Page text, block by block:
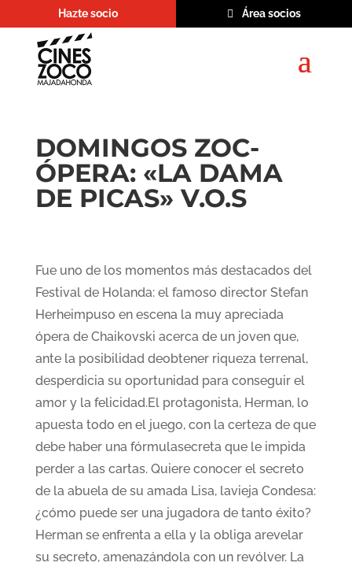
Hazte socio Área socios
DOMINGOS ZOC-
ÓPERA: «LA DAMA
DE PICAS» V.O.S
Fue uno de los momentos más destacados del
Festival de Holanda: el famoso director Stefan
Herheimpuso en escena la muy apreciada
ópera de Chaikovski acerca de un joven que,
ante la posibilidad deobtener riqueza terrenal,
desperdicia su oportunidad para conseguir el
amor y la felicidad.El protagonista, Herman, lo
apuesta todo en el juego, con la certeza de que
debe haber una fórmulasecreta que le impida
perder a las cartas. Quiere conocer el secreto
de la abuela de su amada Lisa, lavieja Condesa:
¿cómo puede ser una jugadora de tanto éxito?
Herman se enfrenta a ella y la obliga arevelar
su secreto, amenazándola con un revólver. La